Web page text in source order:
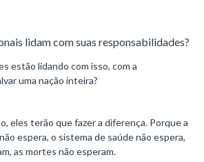
lidam com suas responsabilidades?
estão lidando com isso, com a
uma nação inteira?
eles terão que fazer a diferença. Porque a
espera, o sistema de saúde não espera,
as mortes não esperam.